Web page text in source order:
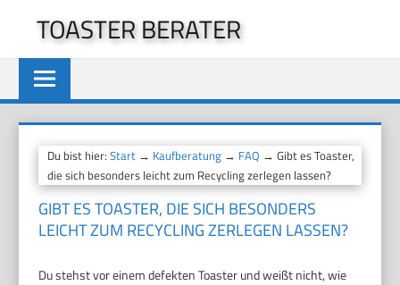
springen
TOASTER BERATER
Du bist hier:Start → Kaufberatung → FAQ → Gibt es Toaster,
die sich besonders leicht zum Recycling zerlegen lassen?
GIBT ES TOASTER, DIE SICH BESONDERS
LEICHT ZUM RECYCLING ZERLEGEN LASSEN?
Du stehst vor einem defekten Toaster und weißt nicht, wie